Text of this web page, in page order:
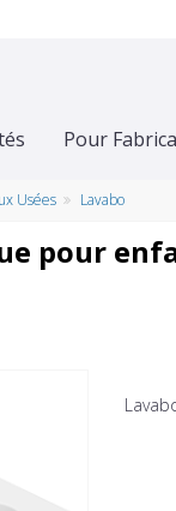
Pour
Usées Lavabo
pour